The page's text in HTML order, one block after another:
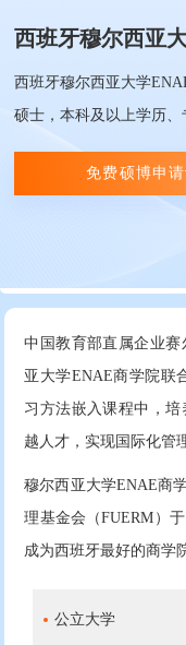
西班牙穆尔西亚
西班牙穆尔西亚大学
硕士，本科及以上学历、
免费硕博申
中国教育部直属企业
亚大学ENAE商学院联
习方法嵌入课程中，
越人才，实现国际化管
穆尔西亚大学ENAE商
理基金会（FUERM）
成为西班牙最好的商学
公立大学